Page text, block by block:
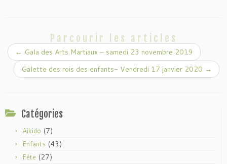
k
Parcourir les articles
← Gala des Arts Martiaux – samedi 23 novembre 2019
Galette des rois des enfants- Vendredi 17 janvier 2020 →
Catégories
Aikido (7)
Enfants (43)
Fête (27)